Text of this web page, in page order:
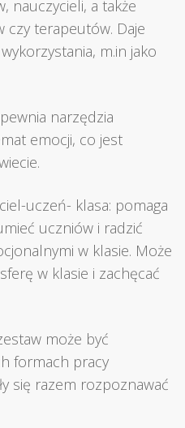
nauczycieli, a także
czy terapeutów. Daje
m.in jako
narzędzia
emocji, co jest
uczeń- klasa: pomaga
uczniów i radzić
w klasie. Może
w klasie i zachęcać
może być
formach pracy
się razem rozpoznawać